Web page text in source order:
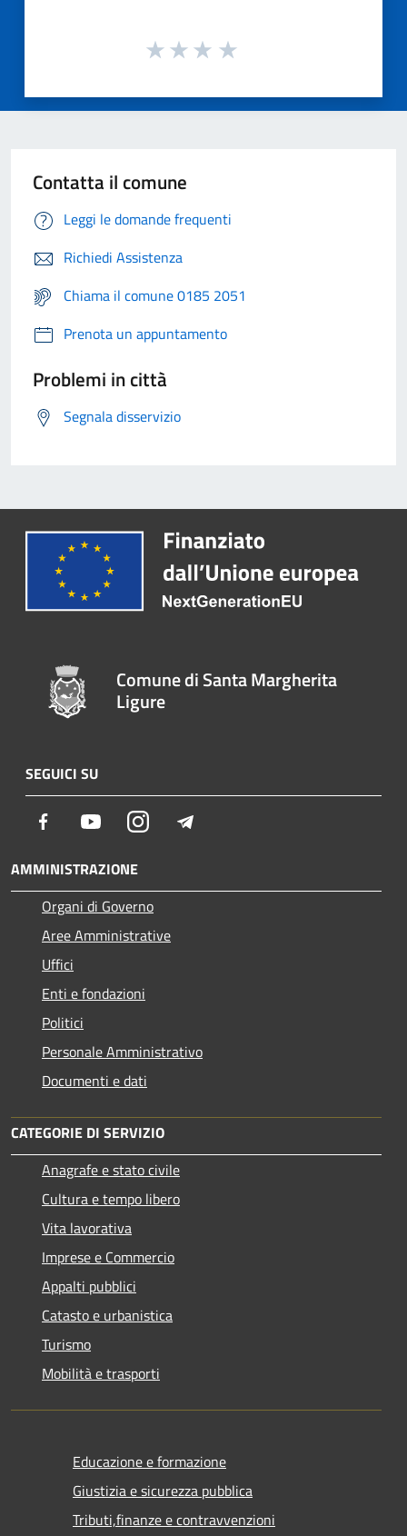
Contatta il comune
Leggi le domande frequenti
Richiedi Assistenza
Chiama il comune 0185 2051
Prenota un appuntamento
Problemi in città
Segnala disservizio
Comune di Santa Margherita
Ligure
SEGUICI SU
Facebook YoutubeInstagram
AMMINISTRAZIONE
Organi di Governo
Aree Amministrative
Uffici
Enti e fondazioni
Politici
Personale Amministrativo
Documenti e dati
CATEGORIE DI SERVIZIO
Anagrafe e stato civile
Cultura e tempo libero
Vita lavorativa
Imprese e Commercio
Appalti pubblici
Catasto e urbanistica
Turismo
Mobilità e trasporti
Educazione e formazione
Giustizia e sicurezza pubblica
Tributi,finanze e contravvenzioni